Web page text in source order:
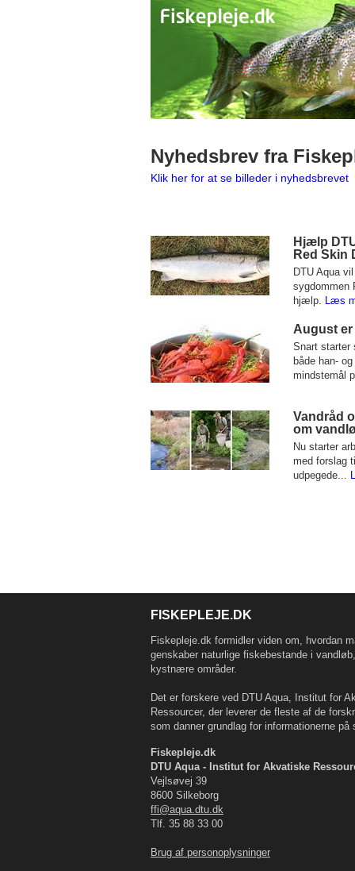
Nyhedsbrev fra
Klik her for at se billeder i nyhedsbrevet
Hjælp
Red Skin
DTU Aqua
sygdommen
hjælp. Læs
August
Snart starter
både han-
mindstemål
Vandråd
om
Nu starter
med forslag
udpegede...
FISKEPLEJE.DK
Fiskepleje.dk formidler viden om, hvordan
genskaber naturlige fiskebestande i
kystnære områder.
Det er forskere ved DTU Aqua, Institut for
Ressourcer, der leverer de fleste af de
som danner grundlag for informationerne på
Fiskepleje.dk
DTU Aqua - Institut for Akvatiske
Vejlsøvej 39
8600 Silkeborg
ffi@aqua.dtu.dk
Tlf. 35 88 33 00
Brug af personoplysninger